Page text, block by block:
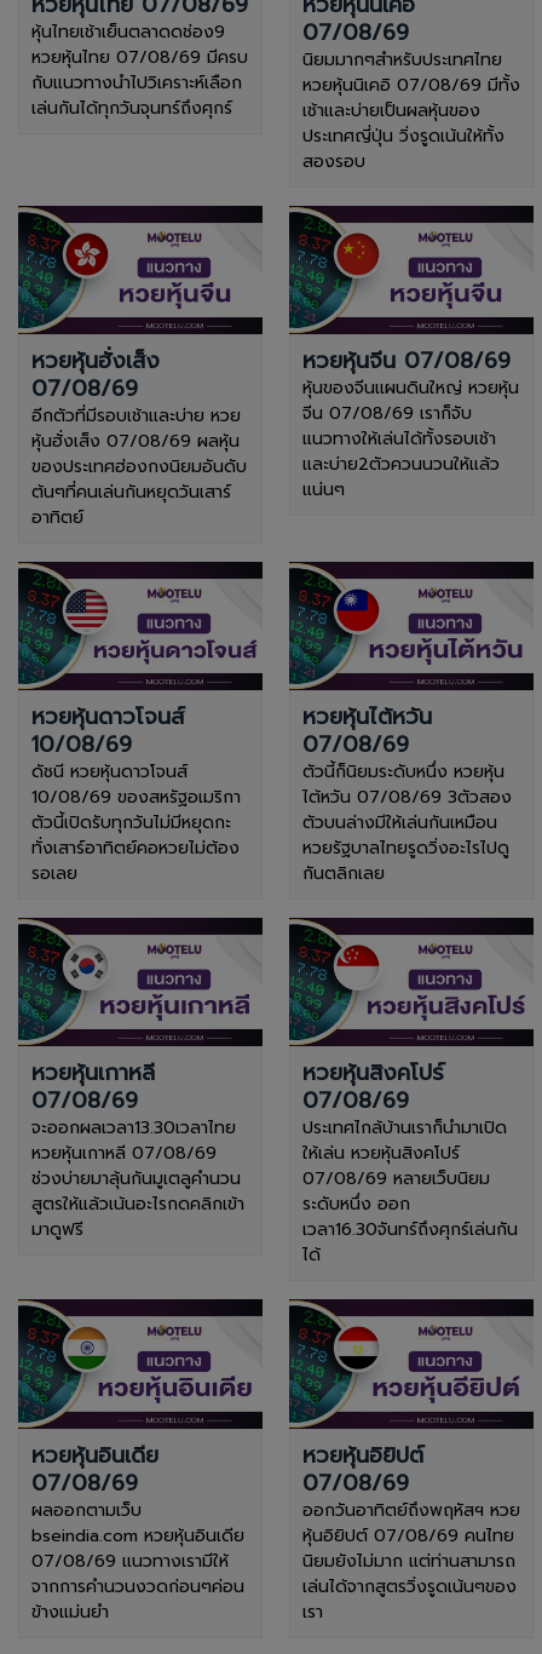
หุ้นไทยเช้าเย็นตลาดดช่อง9
หวยหุ้นไทย 07/08/69 มีครบ
กับแนวทางนำไปวิเคราะห์เลือก
เล่นกันได้ทุกวันจุนทร์ถึงศุกร์
07/08/69
นิยมมากๆสำหรับประเทศไทย
หวยหุ้นนิเคอิ 07/08/69 มีทั้ง
เช้าและบ่ายเป็นผลหุ้นของ
ประเทศญี่ปุ่น วิ่งรูดเน้นให้ทั้ง
สองรอบ
หวยหุ้นฮั่งเส็ง
07/08/69
อีกตัวที่มีรอบเช้าและบ่าย หวย
หุ้นฮั่งเส็ง 07/08/69 ผลหุ้น
ของประเทศฮ่องกงนิยมอันดับ
ต้นๆที่คนเล่นกันหยุดวันเสาร์
อาทิตย์
หวยหุ้นจีน 07/08/69
หุ้นของจีนแผนดินใหญ่ หวยหุ้น
จีน 07/08/69 เราก็จับ
แนวทางให้เล่นได้ทั้งรอบเช้า
และบ่าย2ตัวควนนวนให้แล้ว
แน่นๆ
หวยหุ้นดาวโจนส์
10/08/69
ดัชนี หวยหุ้นดาวโจนส์
10/08/69 ของสหรัฐอเมริกา
ตัวนี้เปิดรับทุกวันไม่มีหยุดกะ
ทั่งเสาร์อาทิตย์คอหวยไม่ต้อง
รอเลย
หวยหุ้นไต้หวัน
07/08/69
ตัวนี้ก็นิยมระดับหนึ่ง หวยหุ้น
ไต้หวัน 07/08/69 3ตัวสอง
ตัวบนล่างมีให้เล่นกันเหมือน
หวยรัฐบาลไทยรูดวิ่งอะไรไปดู
กันตลิกเลย
หวยหุ้นเกาหลี
07/08/69
จะออกผลเวลา13.30เวลาไทย
หวยหุ้นเกาหลี 07/08/69
ช่วงบ่ายมาลุ้นกันมูเตลูคำนวน
สูตรให้แล้วเน้นอะไรกดคลิกเข้า
มาดูฟรี
หวยหุ้นสิงคโปร์
07/08/69
ประเทศไกล้บ้านเราก็นำมาเปิด
ให้เล่น หวยหุ้นสิงคโปร์
07/08/69 หลายเว็บนิยม
ระดับหนึ่ง ออก
เวลา16.30จันทร์ถึงศุกร์เล่นกัน
ได้
หวยหุ้นอินเดีย
07/08/69
ผลออกตามเว็บ
bseindia.com หวยหุ้นอินเดีย
07/08/69 แนวทางเรามีให้
จากการคำนวนงวดก่อนๆค่อน
ข้างแม่นยำ
หวยหุ้นอิยิปต์
07/08/69
ออกวันอาทิตย์ถึงพฤหัสฯ หวย
หุ้นอิยิปต์ 07/08/69 คนไทย
นิยมยังไม่มาก แต่ท่านสามารถ
เล่นได้จากสูตรวิ่งรูดเน้นๆของ
เรา